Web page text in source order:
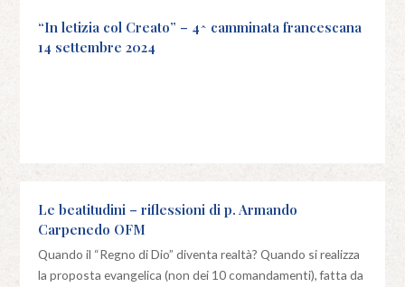
“In letizia col Creato” – 4^ camminata francescana
14 settembre 2024
Le beatitudini – riflessioni di p. Armando
Carpenedo OFM
Quando il “Regno di Dio” diventa realtà? Quando si realizza
la proposta evangelica (non dei 10 comandamenti), fatta da